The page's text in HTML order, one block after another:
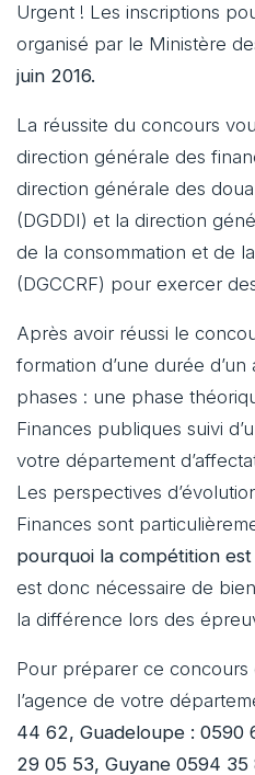
Urgent ! Les inscriptions
organisé par le Ministère
juin 2016.
La réussite du concours
direction générale des
direction générale des
(DGDDI) et la direction
de la consommation et de
(DGCCRF) pour exercer
Après avoir réussi le
formation d’une durée
phases : une phase
Finances publiques suivi
votre département
Les perspectives
Finances sont
pourquoi la compétition
est donc nécessaire de
la différence lors des
Pour préparer ce concours
l’agence de votre
44 62, Guadeloupe : 0590
29 05 53, Guyane 0594 35